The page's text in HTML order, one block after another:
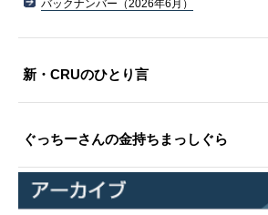
バックナンバー（2026年6月）
新・CRUのひとり言
ぐっちーさんの金持ちまっしぐら